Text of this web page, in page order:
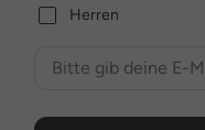
Herren